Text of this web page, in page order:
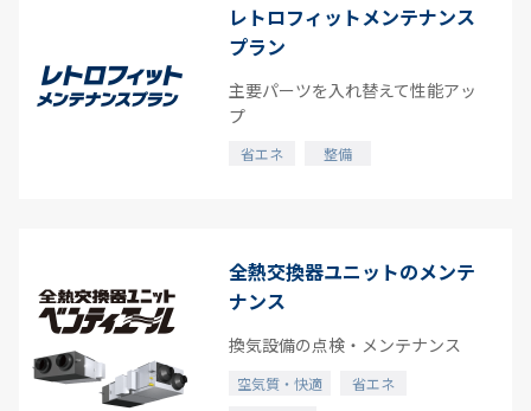
レトロフィットメンテナンス
プラン
主要パーツを入れ替えて性能アッ
プ
省エネ 整備
全熱交換器ユニットのメンテ
ナンス
換気設備の点検・メンテナンス
空気質・快適
省エネ